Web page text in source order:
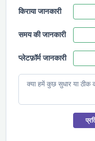
किराया जानकारी
समय की जानकारी
प्लेटफ़ॉर्म जानकारी